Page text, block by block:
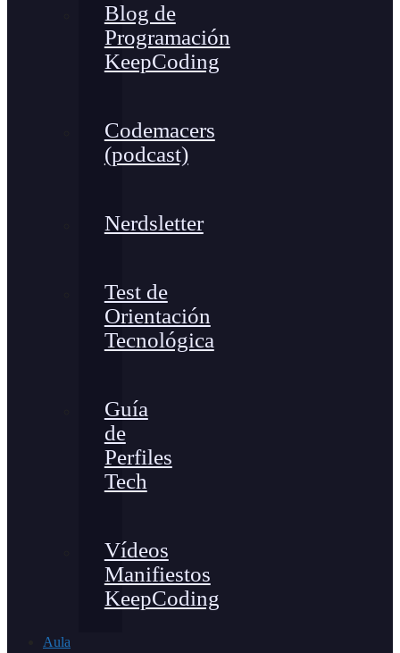
Blog de
Programación
KeepCoding
Codemacers
(podcast)
Nerdsletter
Test de
Orientación
Tecnológica
Guía
de
Perfiles
Tech
Vídeos
Manifiestos
KeepCoding
Aula